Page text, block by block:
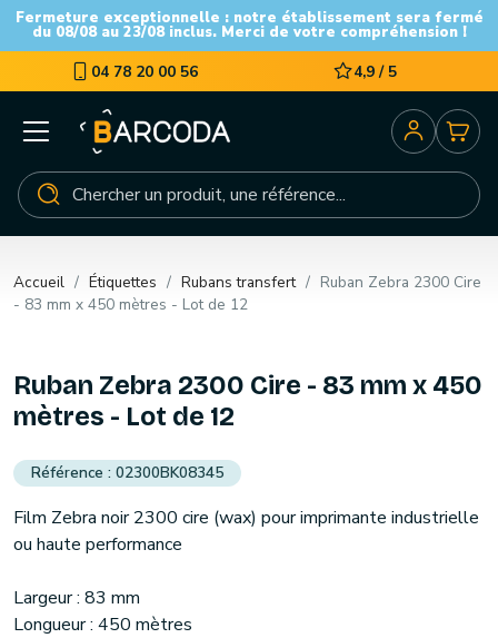
Fermeture exceptionnelle : notre établissement sera fermé
du 08/08 au 23/08 inclus. Merci de votre compréhension !
04 78 20 00 56 4,9 / 5
Accueil Étiquettes Rubans transfert
Ruban Zebra 2300 Cire
- 83 mm x 450 mètres - Lot de 12
Ruban Zebra 2300 Cire - 83 mm x 450
mètres - Lot de 12
02300BK08345
Film Zebra noir 2300 cire (wax) pour imprimante industrielle
ou haute performance
Largeur : 83 mm
Longueur : 450 mètres